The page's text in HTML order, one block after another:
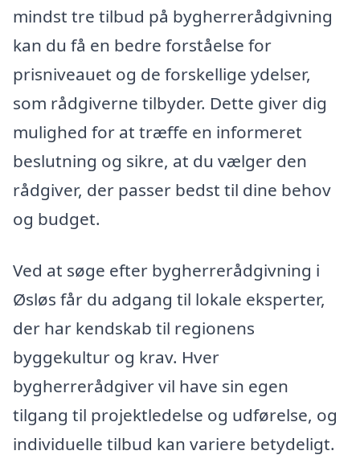
mindst tre tilbud på bygherrerådgivning
kan du få en bedre forståelse for
prisniveauet og de forskellige ydelser,
som rådgiverne tilbyder. Dette giver dig
mulighed for at træffe en informeret
beslutning og sikre, at du vælger den
rådgiver, der passer bedst til dine behov
og budget.
Ved at søge efter bygherrerådgivning i
Øsløs får du adgang til lokale eksperter,
der har kendskab til regionens
byggekultur og krav. Hver
bygherrerådgiver vil have sin egen
tilgang til projektledelse og udførelse, og
individuelle tilbud kan variere betydeligt.